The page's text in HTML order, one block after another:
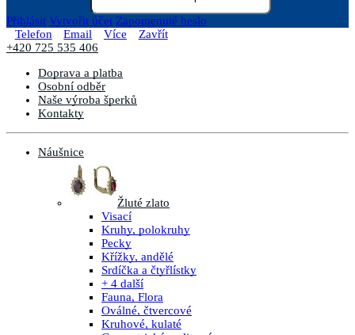
Přihlásit Vytvořit účet Zapomenuté heslo
Telefon
Email Více
Zavřít
+420 725 535 406
Doprava a platba
Osobní odběr
Naše výroba šperků
Kontakty
Náušnice
Žluté zlato
Visací
Kruhy, polokruhy
Pecky
Křížky, andělé
Srdíčka a čtyřlístky
+ 4 další
Fauna, Flora
Oválné, čtvercové
Kruhové, kulaté